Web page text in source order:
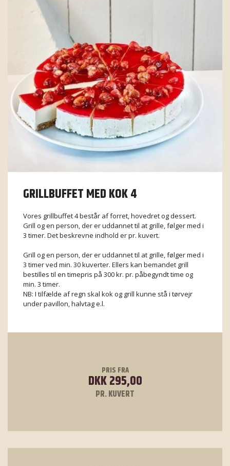
GRILLBUFFET MED KOK 4
Vores grillbuffet 4 består af forret, hovedret og dessert.
Grill og en person, der er uddannet til at grille, følger med i
3 timer. Det beskrevne indhold er pr. kuvert.
Grill og en person, der er uddannet til at grille, følger med i
3 timer ved min. 30 kuverter. Ellers kan bemandet grill
bestilles til en timepris på 300 kr. pr. påbegyndt time og
min. 3 timer.
NB: I tilfælde af regn skal kok og grill kunne stå i tørvejr
under pavillon, halvtag e.l.
PRIS FRA
DKK 295,00
PR. KUVERT